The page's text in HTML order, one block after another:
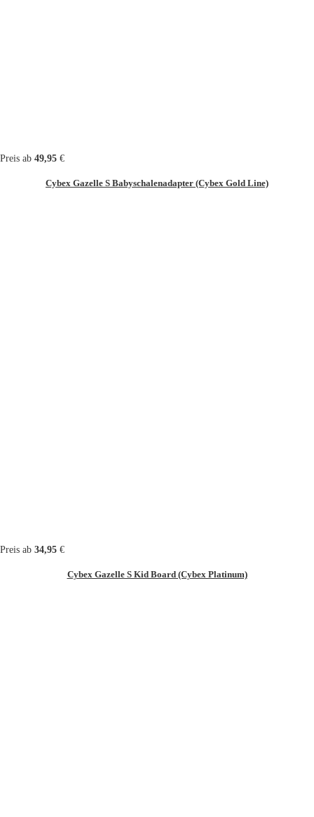
Preis ab 49,95 €
Cybex Gazelle S Babyschalenadapter (Cybex Gold Line)
Preis ab 34,95 €
Cybex Gazelle S Kid Board (Cybex Platinum)